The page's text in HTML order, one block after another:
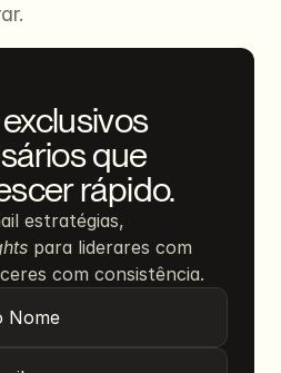
que
rápido.
estratégias,
para liderares com
com consistência.